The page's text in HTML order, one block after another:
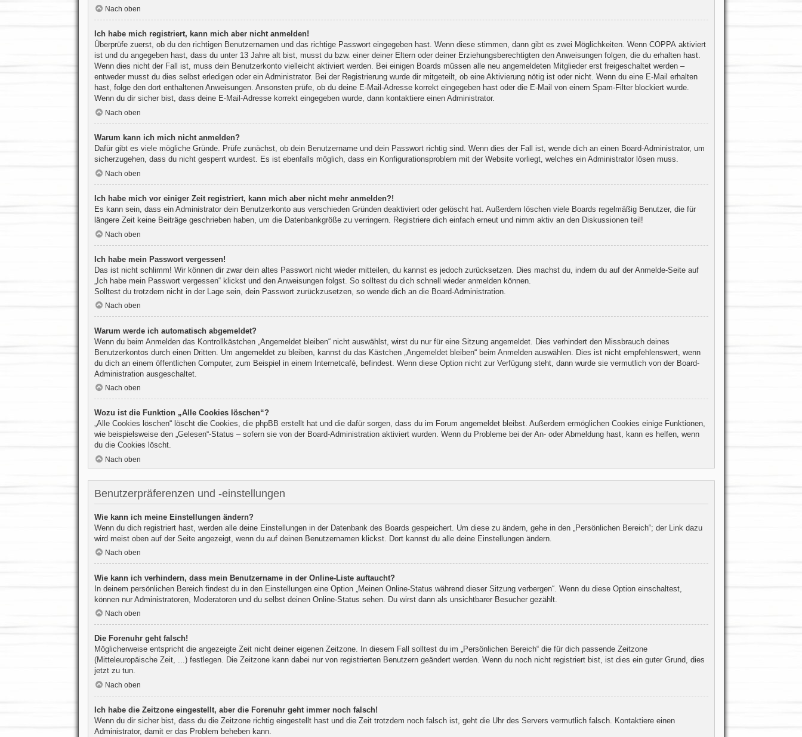
Nach oben
Ich habe mich registriert, kann mich aber nicht anmelden!
Überprüfe zuerst, ob du den richtigen Benutzernamen und das richtige Passwort eingegeben hast. Wenn diese stimmen, dann gibt es zwei Möglichkeiten. Wenn COPPAaktiviert
ist und du angegeben hast, dass du unter 13 Jahre alt bist, musst du bzw. einer deiner Eltern oder deiner Erziehungsberechtigten den Anweisungen folgen, die du erhalten hast.
Wenn dies nicht der Fall ist, muss dein Benutzerkonto vielleicht aktiviert werden. Bei einigen Boards müssen alle neu angemeldeten Mitglieder erst freigeschaltet werden –
entweder musst du dies selbst erledigen oder ein Administrator. Bei der Registrierung wurde dir mitgeteilt, ob eine Aktivierung nötig ist oder nicht. Wenn du eine E-Mail erhalten
hast, folge den dort enthaltenen Anweisungen. Ansonsten prüfe, ob du deine E-Mail-Adresse korrekt eingegeben hast oder die E-Mail von einem Spam-Filter blockiert wurde.
Wenn du dir sicher bist, dass deine E-Mail-Adresse korrekt eingegeben wurde, dann kontaktiere einen Administrator.
Nach oben
Warum kann ich mich nicht anmelden?
Dafür gibt es viele mögliche Gründe. Prüfe zunächst, ob dein Benutzername und dein Passwort richtig sind. Wenn dies der Fall ist, wende dich an einen Board-Administrator, um
sicherzugehen, dass du nicht gesperrt wurdest. Es ist ebenfalls möglich, dass ein Konfigurationsproblem mit der Website vorliegt, welches ein Administrator lösen muss.
Nach oben
Ich habe mich vor einiger Zeit registriert, kann mich aber nicht mehr anmelden?!
Es kann sein, dass ein Administrator dein Benutzerkonto aus verschieden Gründen deaktiviert oder gelöscht hat. Außerdem löschen viele Boards regelmäßig Benutzer, die für
längere Zeit keine Beiträge geschrieben haben, um die Datenbankgröße zu verringern. Registriere dich einfach erneut und nimm aktiv an den Diskussionen teil!
Nach oben
Ich habe mein Passwort vergessen!
Das ist nicht schlimm! Wir können dir zwar dein altes Passwort nicht wieder mitteilen, du kannst es jedoch zurücksetzen. Dies machst du, indem du auf der Anmelde-Seite auf
„Ich habe mein Passwort vergessen“ klickst und den Anweisungen folgst. So solltest du dich schnell wieder anmelden können.
Solltest du trotzdem nicht in der Lage sein, dein Passwort zurückzusetzen, so wende dich an die Board-Administration.
Nach oben
Warum werde ich automatisch abgemeldet?
Wenn du beim Anmelden das Kontrollkästchen „Angemeldet bleiben“ nicht auswählst, wirst du nur für eine Sitzung angemeldet. Dies verhindert den Missbrauch deines
Benutzerkontos durch einen Dritten. Um angemeldet zu bleiben, kannst du das Kästchen „Angemeldet bleiben“ beim Anmelden auswählen. Dies ist nicht empfehlenswert, wenn
du dich an einem öffentlichen Computer, zum Beispiel in einem Internetcafé, befindest. Wenn diese Option nicht zur Verfügung steht, dann wurde sie vermutlich von der Board-
Administration ausgeschaltet.
Nach oben
Wozu ist die Funktion „Alle Cookies löschen“?
„Alle Cookies löschen“ löscht die Cookies, die phpBB erstellt hat und die dafür sorgen, dass du im Forum angemeldet bleibst. Außerdem ermöglichen Cookies einige Funktionen,
wie beispielsweise den „Gelesen“-Status – sofern sie von der Board-Administration aktiviert wurden. Wenn du Probleme bei der An- oder Abmeldung hast, kann es helfen, wenn
du die Cookies löscht.
Nach oben
Benutzerpräferenzen und -einstellungen
Wie kann ich meine Einstellungen ändern?
Wenn du dich registriert hast, werden alle deine Einstellungen in der Datenbank des Boards gespeichert. Um diese zu ändern, gehe in den „Persönlichen Bereich“; der Link dazu
wird meist oben auf der Seite angezeigt, wenn du auf deinen Benutzernamen klickst. Dort kannst du alle deine Einstellungen ändern.
Nach oben
Wie kann ich verhindern, dass mein Benutzername in der Online-Liste auftaucht?
In deinem persönlichen Bereich findest du in den Einstellungen eine Option „Meinen Online-Status während dieser Sitzung verbergen“. Wenn du diese Option einschaltest,
können nur Administratoren, Moderatoren und du selbst deinen Online-Status sehen. Du wirst dann als unsichtbarer Besucher gezählt.
Nach oben
Die Forenuhr geht falsch!
Möglicherweise entspricht die angezeigte Zeit nicht deiner eigenen Zeitzone. In diesem Fall solltest du im „Persönlichen Bereich“ die für dich passende Zeitzone
(Mitteleuropäische Zeit, ...) festlegen. Die Zeitzone kann dabei nur von registrierten Benutzern geändert werden. Wenn du noch nicht registriert bist, ist dies ein guter Grund, dies
jetzt zu tun.
Nach oben
Ich habe die Zeitzone eingestellt, aber die Forenuhr geht immer noch falsch!
Wenn du dir sicher bist, dass du die Zeitzone richtig eingestellt hast und die Zeit trotzdem noch falsch ist, geht die Uhr des Servers vermutlich falsch. Kontaktiere einen
Administrator, damit er das Problem beheben kann.